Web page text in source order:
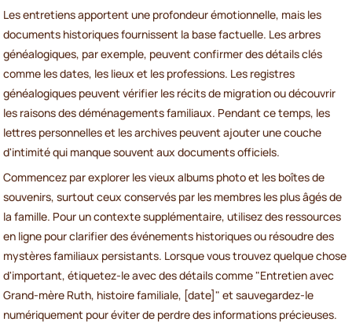
Les entretiens apportent une profondeur émotionnelle, mais les
documents historiques fournissent la base factuelle. Les arbres
généalogiques, par exemple, peuvent confirmer des détails clés
comme les dates, les lieux et les professions. Les registres
généalogiques peuvent vérifier les récits de migration ou découvrir
les raisons des déménagements familiaux. Pendant ce temps, les
lettres personnelles et les archives peuvent ajouter une couche
d'intimité qui manque souvent aux documents officiels.
Commencez par explorer les vieux albums photo et les boîtes de
souvenirs, surtout ceux conservés par les membres les plus âgés de
la famille. Pour un contexte supplémentaire, utilisez des ressources
en ligne pour clarifier des événements historiques ou résoudre des
mystères familiaux persistants. Lorsque vous trouvez quelque chose
d'important, étiquetez-le avec des détails comme "Entretien avec
Grand-mère Ruth, histoire familiale, [date]" et sauvegardez-le
numériquement pour éviter de perdre des informations précieuses.